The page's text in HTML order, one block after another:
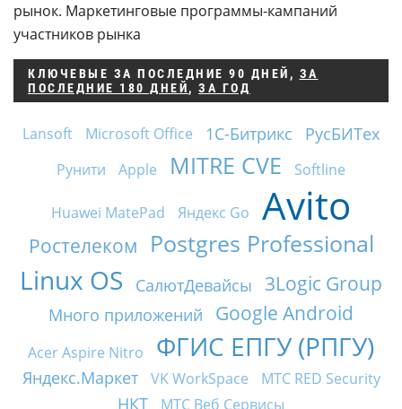
рынок. Маркетинговые программы-кампаний
участников рынка
КЛЮЧЕВЫЕ ЗА ПОСЛЕДНИЕ 90 ДНЕЙ , ЗА
ПОСЛЕДНИЕ 180 ДНЕЙ, ЗА ГОД
Lansoft Microsoft Office 1С-Битрикс РусБИТех
Рунити Apple MITRE CVE Softline
Huawei MatePad Яндекс Go Avito
Ростелеком Postgres Professional
Linux OS СалютДевайсы 3Logic Group
Много приложений Google Android
Acer Aspire Nitro ФГИС ЕПГУ (РПГУ)
Яндекс.Маркет VK WorkSpace МТС RED Security
НКТ МТС Веб Сервисы